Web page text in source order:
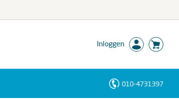
Inloggen
010-4731397